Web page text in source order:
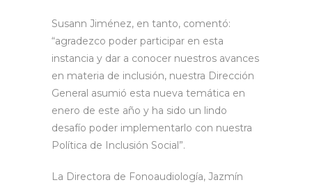
Susann Jiménez, en tanto, comentó:
“agradezco poder participar en esta
instancia y dar a conocer nuestros avances
en materia de inclusión, nuestra Dirección
General asumió esta nueva temática en
enero de este año y ha sido un lindo
desafío poder implementarlo con nuestra
Política de Inclusión Social”.
La Directora de Fonoaudiología, Jazmín